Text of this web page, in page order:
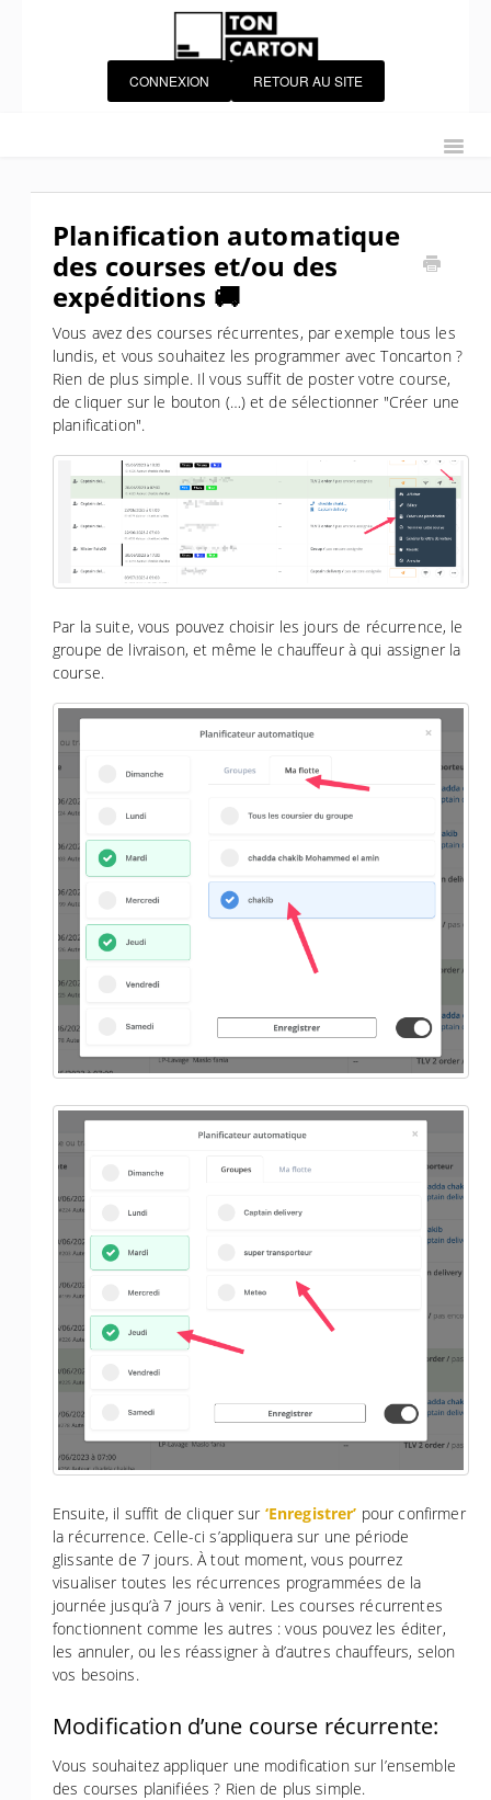
CONNEXION RETOUR AU SITE
Gestion des utilisateurs
Portail Client
Personnalisation de Toncarton
Grilles tarifaires
Télématique
IoT Intégrations
Contacter le support Toncarton
Contact
Planification automatique
des courses et/ou des
expéditions 🚚
Vous avez des courses récurrentes, par exemple tous les
lundis, et vous souhaitez les programmer avec Toncarton ?
Rien de plus simple. Il vous suffit de poster votre course,
de cliquer sur le bouton (…) et de sélectionner "Créer une
planification".
Par la suite, vous pouvez choisir les jours de récurrence, le
groupe de livraison, et même le chauffeur à qui assigner la
course.
Ensuite, il suffit de cliquer sur ‘Enregistrer’ pour confirmer
la récurrence. Celle-ci s’appliquera sur une période
glissante de 7 jours. À tout moment, vous pourrez
visualiser toutes les récurrences programmées de la
journée jusqu’à 7 jours à venir. Les courses récurrentes
fonctionnent comme les autres : vous pouvez les éditer,
les annuler, ou les réassigner à d’autres chauffeurs, selon
vos besoins.
Modification d’une course récurrente:
Vous souhaitez appliquer une modification sur l’ensemble
des courses planifiées ? Rien de plus simple.